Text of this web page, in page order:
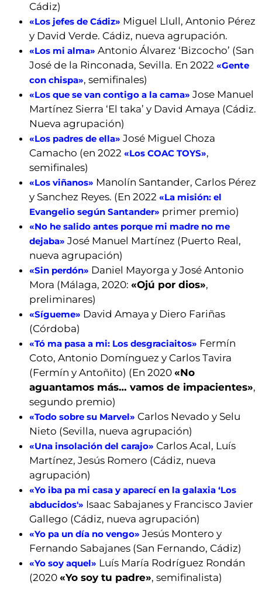
Cádiz)
«Los jefes de Cádiz» Miguel Llull, Antonio Pérez
y David Verde. Cádiz, nueva agrupación.
«Los mi alma» Antonio Álvarez ‘Bizcocho’ (San
José de la Rinconada, Sevilla. En 2022 «Gente
con chispa», semifinales)
«Los que se van contigo a la cama» Jose Manuel
Martínez Sierra ‘El taka’ y David Amaya (Cádiz.
Nueva agrupación)
«Los padres de ella» José Miguel Choza
Camacho (en 2022 «Los COAC TOYS»,
semifinales)
«Los viñanos» Manolín Santander, Carlos Pérez
y Sanchez Reyes. (En 2022 «La misión: el
Evangelio según Santander» primer premio)
«No he salido antes porque mi madre no me
dejaba» José Manuel Martínez (Puerto Real,
nueva agrupación)
«Sin perdón» Daniel Mayorga y José Antonio
Mora (Málaga, 2020: «Ojú por dios»,
preliminares)
«Sígueme» David Amaya y Diero Fariñas
(Córdoba)
«Tó ma pasa a mi: Los desgraciaitos» Fermín
Coto, Antonio Domínguez y Carlos Tavira
(Fermín y Antoñito) (En 2020 «No
aguantamos más… vamos de impacientes»,
segundo premio)
«Todo sobre su Marvel» Carlos Nevado y Selu
Nieto (Sevilla, nueva agrupación)
«Una insolación del carajo» Carlos Acal, Luís
Martínez, Jesús Romero (Cádiz, nueva
agrupación)
«Yo iba pa mi casa y aparecí en la galaxia ‘Los
abducidos'» Isaac Sabajanes y Francisco Javier
Gallego (Cádiz, nueva agrupación)
«Yo pa un día no vengo» Jesús Montero y
Fernando Sabajanes (San Fernando, Cádiz)
«Yo soy aquel» Luís María Rodríguez Rondán
(2020 «Yo soy tu padre», semifinalista)